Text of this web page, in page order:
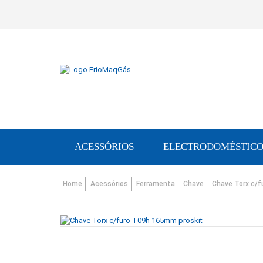
ACESSÓRIOS
Home Acessórios Ferramenta Chave Chave Torx c/